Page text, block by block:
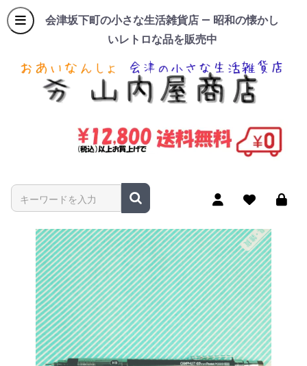
会津坂下町の小さな生活雑貨店 — 昭和の懐かし
いレトロな品を販売中
商品名やキーワードを入力